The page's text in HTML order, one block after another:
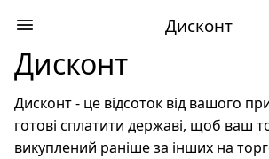
Дисконт
Дисконт
Дисконт - це відсоток від вашого
готові сплатити державі, щоб ваш
викуплений раніше за інших на